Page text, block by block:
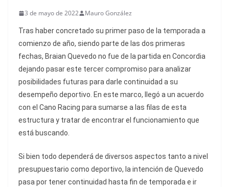
3 de mayo de 2022 Mauro González
Tras haber concretado su primer paso de la temporada a
comienzo de año, siendo parte de las dos primeras
fechas, Braian Quevedo no fue de la partida en Concordia
dejando pasar este tercer compromiso para analizar
posibilidades futuras para darle continuidad a su
desempeño deportivo. En este marco, llegó a un acuerdo
con el Cano Racing para sumarse a las filas de esta
estructura y tratar de encontrar el funcionamiento que
está buscando.
Si bien todo dependerá de diversos aspectos tanto a nivel
presupuestario como deportivo, la intención de Quevedo
pasa por tener continuidad hasta fin de temporada e ir